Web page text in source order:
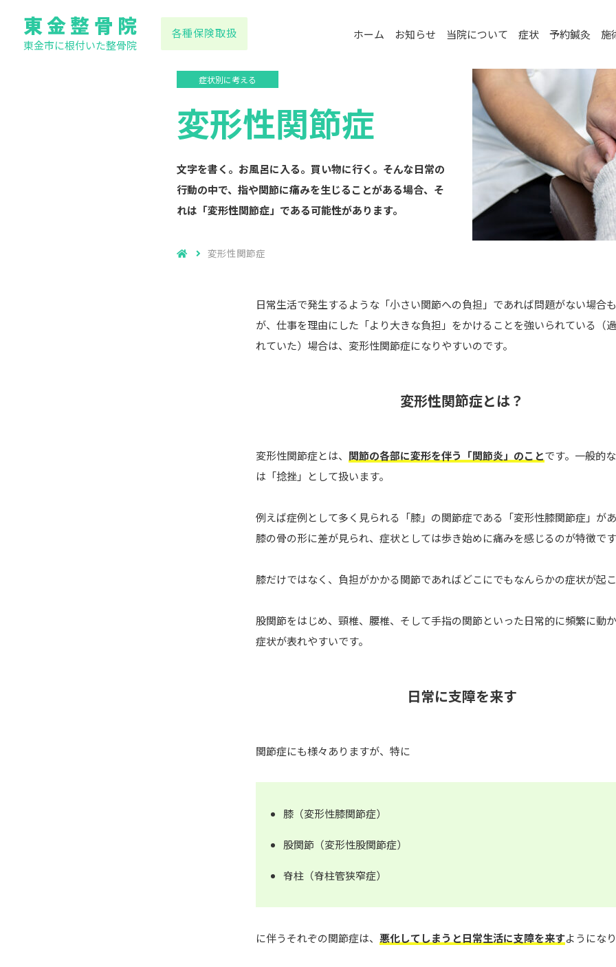
東金市に根付いた整骨院
東金整骨院 各種保険取扱 ホーム お知らせ 当院について 症状 予約鍼灸 施
症状別に考える
変形性関節症
文字を書く。お風呂に入る。買い物に行く。そんな日常の
行動の中で、指や関節に痛みを生じることがある場合、そ
れは「変形性関節症」である可能性があります。
変形性関節症
日常生活で発生するような「小さい関節への負担」であれば問題がない場合
が、仕事を理由にした「より大きな負担」をかけることを強いられている（
れていた）場合は、変形性関節症になりやすいのです。
変形性関節症とは？
変形性関節症とは、 関節の各部に変形を伴う「関節炎」のことです。一般的
は「捻挫」として扱います。
例えば症例として多く見られる「膝」の関節症である「変形性膝関節症」が
膝の骨の形に差が見られ、症状としては歩き始めに痛みを感じるのが特徴です
膝だけではなく、負担がかかる関節であればどこにでもなんらかの症状が起こ
股関節をはじめ、頸椎、腰椎、そして手指の関節といった日常的に頻繁に動か
症状が表れやすいです。
日常に支障を来す
関節症にも様々ありますが、特に
膝（変形性膝関節症）
股関節（変形性股関節症）
脊柱（脊柱管狭窄症）
に伴うそれぞの関節症は、 悪化してしまうと日常生活に支障を来すようになり